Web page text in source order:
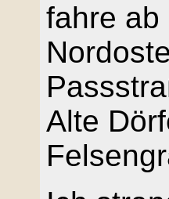
fahre ab
Alte